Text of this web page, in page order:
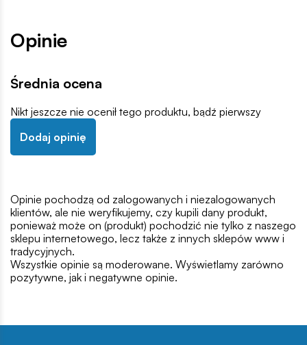
Opinie
Średnia ocena
Nikt jeszcze nie ocenił tego produktu, bądź pierwszy
Dodaj opinię
Opinie pochodzą od zalogowanych i niezalogowanych
klientów, ale nie weryfikujemy, czy kupili dany produkt,
ponieważ może on (produkt) pochodzić nie tylko z naszego
sklepu internetowego, lecz także z innych sklepów www i
tradycyjnych.
Wszystkie opinie są moderowane. Wyświetlamy zarówno
pozytywne, jak i negatywne opinie.